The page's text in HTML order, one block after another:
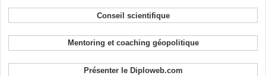
Conseil scientifique
Mentoring et coaching géopolitique
Présenter le Diploweb.com